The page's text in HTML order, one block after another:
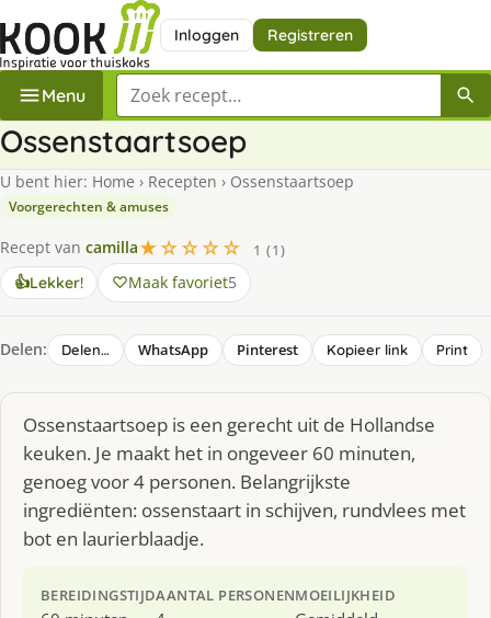
Inloggen Registreren
Menu Zoek een recept
Ossenstaartsoep
U bent hier: Home › Recepten › Ossenstaartsoep
Voorgerechten & amuses
Recept van camilla★☆☆☆☆
1 (1)
👍Lekker! Maak favoriet5
Delen: Delen… WhatsApp Pinterest Kopieer link Print
Ossenstaartsoep is een gerecht uit de Hollandse
keuken. Je maakt het in ongeveer 60 minuten,
genoeg voor 4 personen. Belangrijkste
ingrediënten: ossenstaart in schijven, rundvlees met
bot en laurierblaadje.
BEREIDINGSTIJDAANTAL PERSONENMOEILIJKHEID